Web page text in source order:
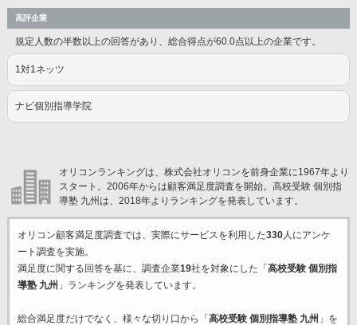
高評企業
規定人数の半数以上の回答があり、総合得点が60.0点以上の企業です。
1対1ネッツ
ナビ個別指導学院
オリコンランキングは、株式会社オリコンを前身企業に1967年より
スタート。2006年からは顧客満足度調査を開始。高校受験 個別指
導塾 九州は、2018年よりランキングを発表しています。
オリコン顧客満足度調査では、実際にサービスを利用した330人にアンケ
ート調査を実施。
満足度に関する回答を基に、調査企業19社を対象にした「 高校受験 個別指
導塾 九州 」ランキングを発表しています。
総合満足度だけでなく、様々な切り口から「 高校受験 個別指導塾 九州 」を